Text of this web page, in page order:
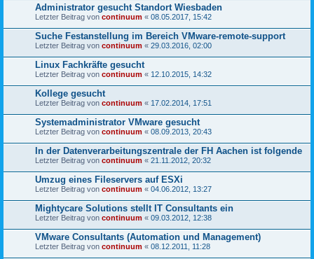
Administrator gesucht Standort Wiesbaden
Letzter Beitrag von continuum « 08.05.2017, 15:42
Suche Festanstellung im Bereich VMware-remote-support
Letzter Beitrag von continuum « 29.03.2016, 02:00
Linux Fachkräfte gesucht
Letzter Beitrag von continuum « 12.10.2015, 14:32
Kollege gesucht
Letzter Beitrag von continuum « 17.02.2014, 17:51
Systemadministrator VMware gesucht
Letzter Beitrag von continuum « 08.09.2013, 20:43
In der Datenverarbeitungszentrale der FH Aachen ist folgende
Letzter Beitrag von continuum « 21.11.2012, 20:32
Umzug eines Fileservers auf ESXi
Letzter Beitrag von continuum « 04.06.2012, 13:27
Mightycare Solutions stellt IT Consultants ein
Letzter Beitrag von continuum « 09.03.2012, 12:38
VMware Consultants (Automation und Management)
Letzter Beitrag von continuum « 08.12.2011, 11:28